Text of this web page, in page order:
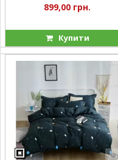
899,00 грн.
Купити